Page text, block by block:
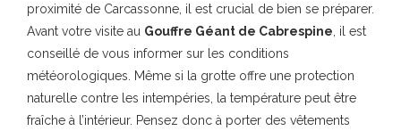
proximité de Carcassonne, il est crucial de bien se préparer.
Avant votre visite au Gouffre Géant de Cabrespine , il est
conseillé de vous informer sur les conditions
météorologiques. Même si la grotte offre une protection
naturelle contre les intempéries, la température peut être
fraîche à l’intérieur. Pensez donc à porter des vêtements